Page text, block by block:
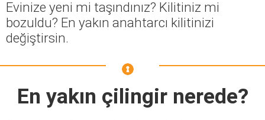
Evinize yeni mi taşındınız? Kilitiniz mi
bozuldu? En yakın anahtarcı kilitinizi
değiştirsin.
En yakın çilingir nerede?